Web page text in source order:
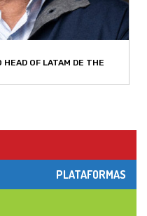
OF LATAM DE THE
PLATAFORMAS